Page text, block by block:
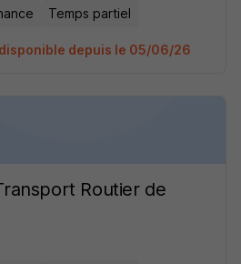
Temps partiel
depuis le 05/06/26
Routier de